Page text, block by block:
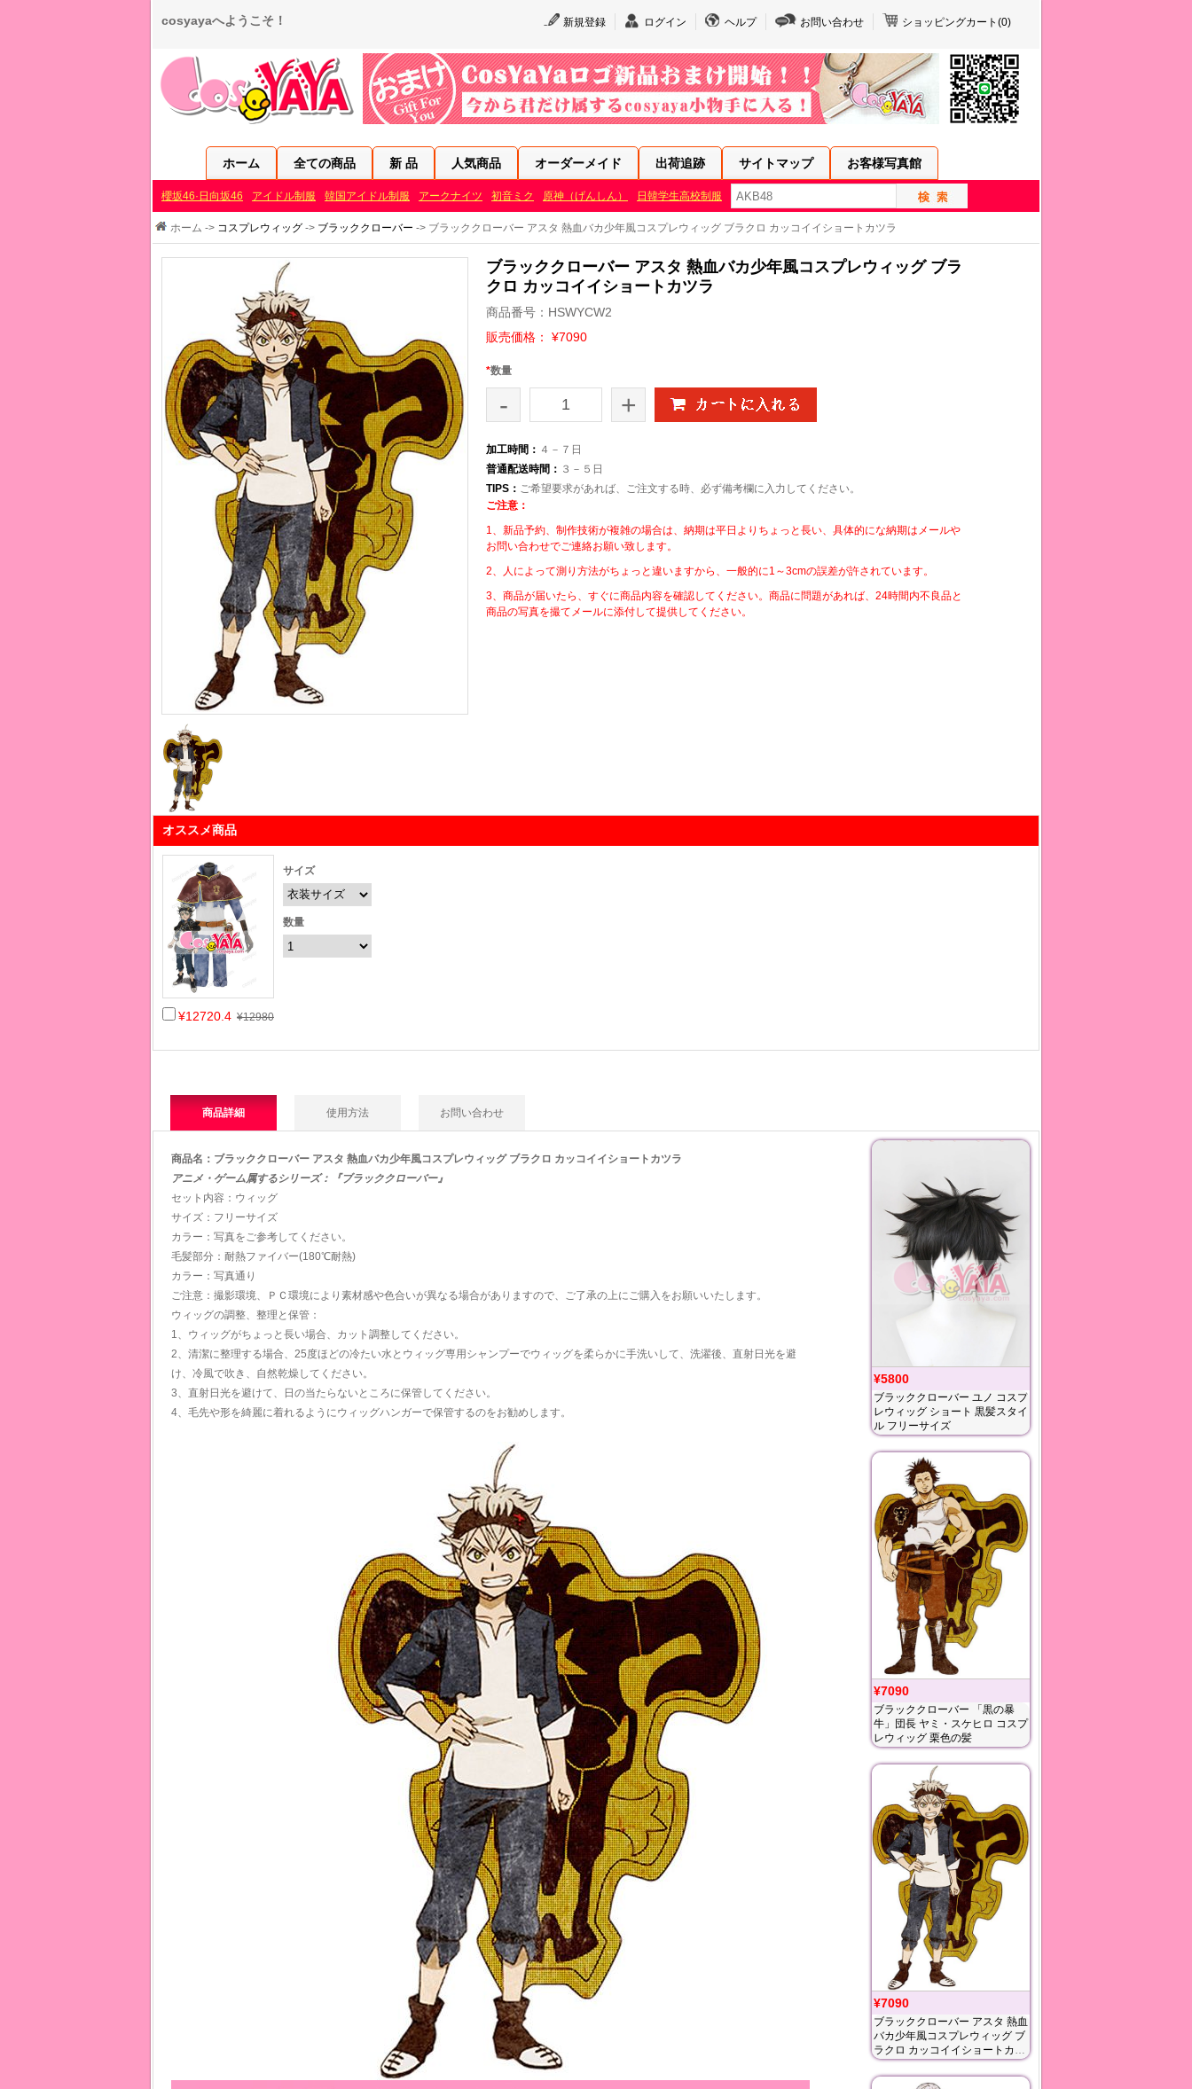
cosyayaへようこそ！ 新規登録 ログイン ヘルプ お問い合わせ ショッピングカート(0)
ホーム 全ての商品 新 品 人気商品 オーダーメイド 出荷追跡 サイトマップ お客様写真館
櫻坂46·日向坂46 アイドル制服 韓国アイドル制服 アークナイツ 初音ミク 原神（げんしん） 日韓学生高校制服
ホーム -> コスプレウィッグ -> ブラッククローバー -> ブラッククローバー アスタ 熱血バカ少年風コスプレウィッグ ブラクロ カッコイイショートカツラ
ブラッククローバー アスタ 熱血バカ少年風コスプレウィッグ ブラ
クロ カッコイイショートカツラ
商品番号：HSWYCW2
販売価格： ¥7090
*数量
- +
加工時間： ４－７日
普通配送時間： ３－５日
TIPS： ご希望要求があれば、ご注文する時、必ず備考欄に入力してください。
ご注意：
1、新品予約、制作技術が複雑の場合は、納期は平日よりちょっと長い、具体的にな納期はメールや
お問い合わせでご連絡お願い致します。
2、人によって測り方法がちょっと違いますから、一般的に1～3cmの誤差が許されています。
3、商品が届いたら、すぐに商品内容を確認してください。商品に問題があれば、24時間内不良品と
商品の写真を撮てメールに添付して提供してください。
オススメ商品
¥12720.4 ¥12980
サイズ
数量
商品詳細 使用方法 お問い合わせ
商品名：ブラッククローバー アスタ 熱血バカ少年風コスプレウィッグ ブラクロ カッコイイショートカツラ
アニメ・ゲーム属するシリーズ：『ブラッククローバー』
セット内容：ウィッグ
サイズ：フリーサイズ
カラー：写真をご参考してください。
毛髪部分：耐熱ファイバー(180℃耐熱)
カラー：写真通り
ご注意：撮影環境、ＰＣ環境により素材感や色合いが異なる場合がありますので、ご了承の上にご購入をお願いいたします。
ウィッグの調整、整理と保管：
1、ウィッグがちょっと長い場合、カット調整してください。
2、清潔に整理する場合、25度ほどの冷たい水とウィッグ専用シャンプーでウィッグを柔らかに手洗いして、洗濯後、直射日光を避
け、冷風で吹き、自然乾燥してください。
3、直射日光を避けて、日の当たらないところに保管してください。
4、毛先や形を綺麗に着れるようにウィッグハンガーで保管するのをお勧めします。
¥5800
ブラッククローバー ユノ コスプ
レウィッグ ショート 黒髪スタイ
ル フリーサイズ
¥7090
ブラッククローバー 「黒の暴
牛」団長 ヤミ・スケヒロ コスプ
レウィッグ 栗色の髪
¥7090
ブラッククローバー アスタ 熱血
バカ少年風コスプレウィッグ ブ
ラクロ カッコイイショートカツ
ラ